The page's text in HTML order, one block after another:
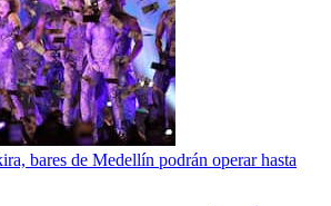
bares de Medellín podrán operar hasta